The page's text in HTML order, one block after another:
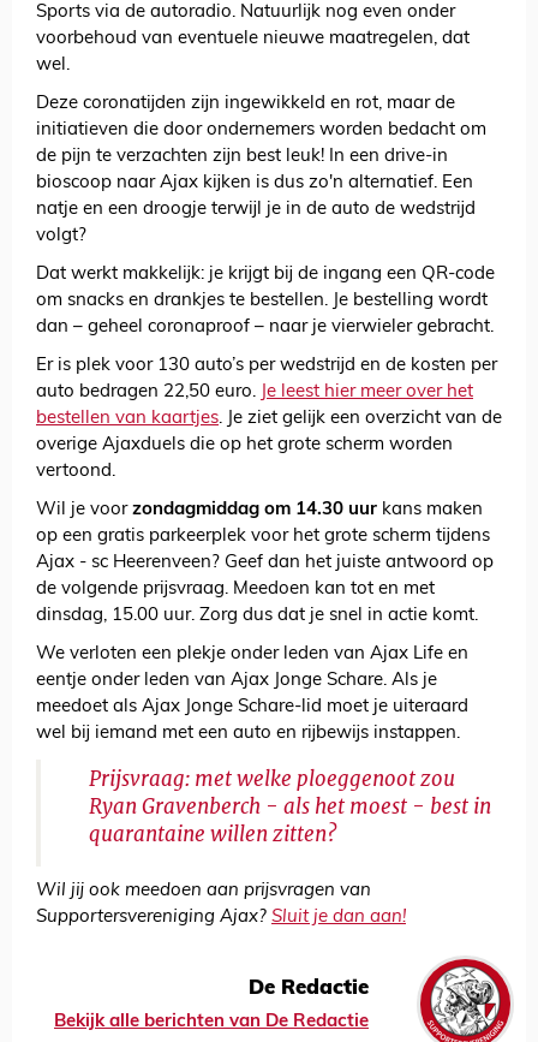
Sports via de autoradio. Natuurlijk nog even onder
voorbehoud van eventuele nieuwe maatregelen, dat
wel.
Deze coronatijden zijn ingewikkeld en rot, maar de
initiatieven die door ondernemers worden bedacht om
de pijn te verzachten zijn best leuk! In een drive-in
bioscoop naar Ajax kijken is dus zo'n alternatief. Een
natje en een droogje terwijl je in de auto de wedstrijd
volgt?
Dat werkt makkelijk: je krijgt bij de ingang een QR-code
om snacks en drankjes te bestellen. Je bestelling wordt
dan – geheel coronaproof – naar je vierwieler gebracht.
Er is plek voor 130 auto’s per wedstrijd en de kosten per
auto bedragen 22,50 euro. Je leest hier meer over het
bestellen van kaartjes. Je ziet gelijk een overzicht van de
overige Ajaxduels die op het grote scherm worden
vertoond.
Wil je voor zondagmiddag om 14.30 uur kans maken
op een gratis parkeerplek voor het grote scherm tijdens
Ajax - sc Heerenveen? Geef dan het juiste antwoord op
de volgende prijsvraag. Meedoen kan tot en met
dinsdag, 15.00 uur. Zorg dus dat je snel in actie komt.
We verloten een plekje onder leden van Ajax Life en
eentje onder leden van Ajax Jonge Schare. Als je
meedoet als Ajax Jonge Schare-lid moet je uiteraard
wel bij iemand met een auto en rijbewijs instappen.
Prijsvraag: met welke ploeggenoot zou
Ryan Gravenberch - als het moest - best in
quarantaine willen zitten?
Wil jij ook meedoen aan prijsvragen van
Supportersvereniging Ajax? Sluit je dan aan!
De Redactie
Bekijk alle berichten van De Redactie